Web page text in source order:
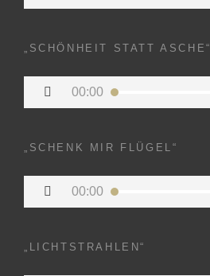
„SCHÖNHEIT STATT ASCHE“
Audio-
00:00
„SCHENK MIR FLÜGEL“
Audio-
00:00
„LICHTSTRAHLEN“